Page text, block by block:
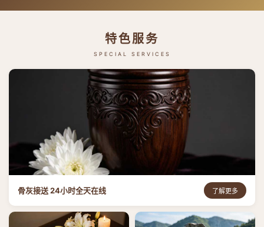
特色服务
SPECIAL SERVICES
骨灰接送 24小时全天在线 了解更多